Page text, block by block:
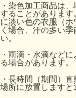
・染色加工商品は
することがありま
に淡い色の衣服（
く場合、汗の多い
い。
・雨滴・水滴など
る場合があります。
・長時間（期間）
場所に放置しますと